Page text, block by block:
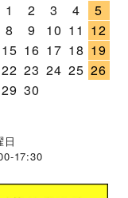
1
2 3 4
5
8 9 10 11 12
15 16 17 18 19
22 23 24 25 26
29 30
日
17:30